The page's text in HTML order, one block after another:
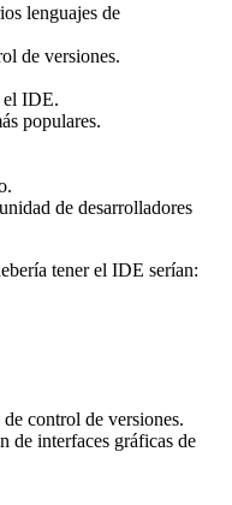
lenguajes de
de versiones.
el IDE.
populares.
de desarrolladores
tener el IDE serían:
control de versiones.
de interfaces gráficas de